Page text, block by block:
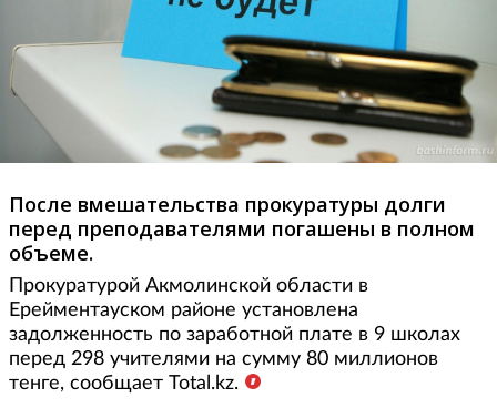
После вмешательства прокуратуры долги
перед преподавателями погашены в полном
объеме.
Прокуратурой Акмолинской области в
Ерейментауском районе установлена
задолженность по заработной плате в 9 школах
перед 298 учителями на сумму 80 миллионов
тенге, сообщает Total.kz.